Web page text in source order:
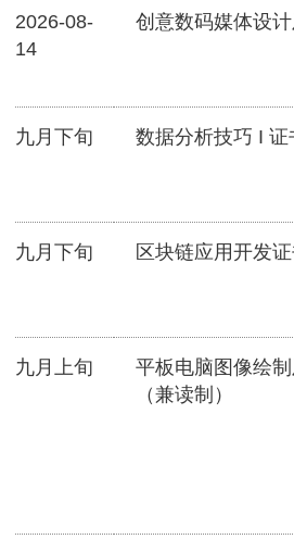
2026-08-
14
创意数码媒体设
九月下旬 数据分析技巧 I 证
九月下旬 区块链应用开发
九月上旬
平板电脑图像绘
（兼读制）